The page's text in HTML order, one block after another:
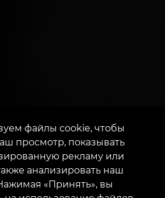
файлы cookie, чтобы
просмотр, показывать
рекламу или
анализировать наш
«Принять», вы